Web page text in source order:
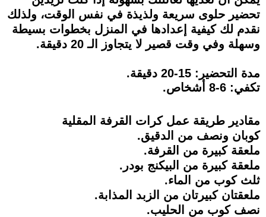
تحضير حلوى سريعة ولذيذة في نفس الوقت، ولذلك
نقدم لك كيفية إعدادها في المنزل بخطوات بسيطة
وسهلة وفي وقت قصير لا يتجاوز الـ 20 دقيقة.
مدة التحضير: 15-20 دقيقة.
تكفي: 6-8 أشخاص.
مقادير طريقة عمل كرات القرفة المقلية
كوبان ونصف من الدقيق.
ملعقة كبيرة من القرفة.
ملعقة كبيرة من البيكنج بودر.
ثلث كوب من الماء.
ملعقتان كبيرتان من الزبد المذابة.
نصف كوب من الحليب.